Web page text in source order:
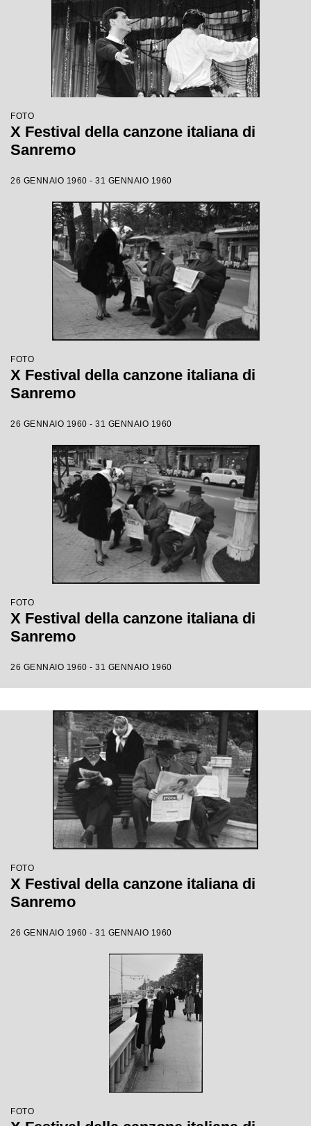
FOTO
X Festival della canzone italiana di
Sanremo
26 GENNAIO 1960 - 31 GENNAIO 1960
FOTO
X Festival della canzone italiana di
Sanremo
26 GENNAIO 1960 - 31 GENNAIO 1960
FOTO
X Festival della canzone italiana di
Sanremo
26 GENNAIO 1960 - 31 GENNAIO 1960
FOTO
X Festival della canzone italiana di
Sanremo
26 GENNAIO 1960 - 31 GENNAIO 1960
FOTO